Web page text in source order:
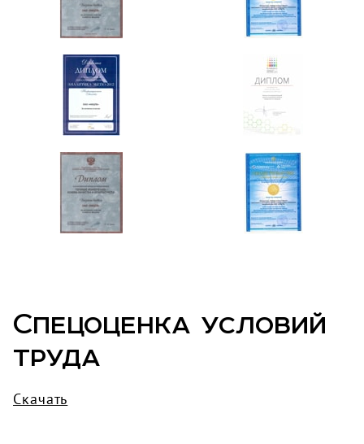
Спецоценка условий
труда
Скачать